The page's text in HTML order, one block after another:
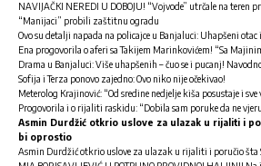
NAVIJAČKI NEREDI U DOBOJU! “Vojvode” utrčale na teren
“Manijaci” probili zaštitnu ogradu
Ovo su detalji napada na policajce u Banjaluci: Uhapšeni otac
Ena progovorila o aferi sa Takijem Marinkovićem! “Sa
Drama u Banjaluci: Više uhapšenih – čuo se i pucanj!
Sofija i Terza ponovo zajedno: Ovo niko nije očekivao!
Meterolog Krajinović: “Od sredine nedjelje kiša posustaje i sve
Progovorila i o rijaliti raskidu: “Dobila sam poruke da ne
Asmin Durdžić otkrio uslove za ulazak u rijaliti i
bi oprostio
Asmin Durdžić otkrio uslove za ulazak u rijaliti i poručio šta